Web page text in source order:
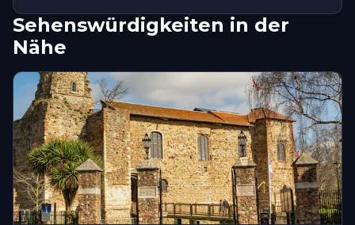
Sehenswürdigkeiten in der
Nähe